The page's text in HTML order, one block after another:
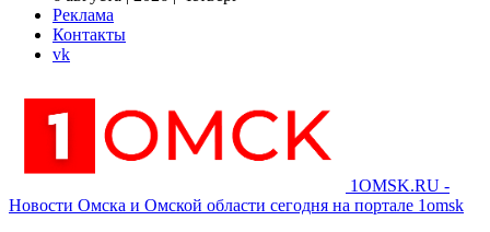
Реклама
Контакты
vk
1OMSK.RU -
Новости Омска и Омской области сегодня на портале 1omsk